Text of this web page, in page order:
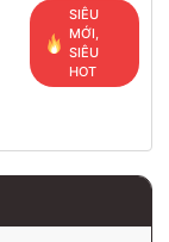
SIÊU
MỚI,
SIÊU
HOT